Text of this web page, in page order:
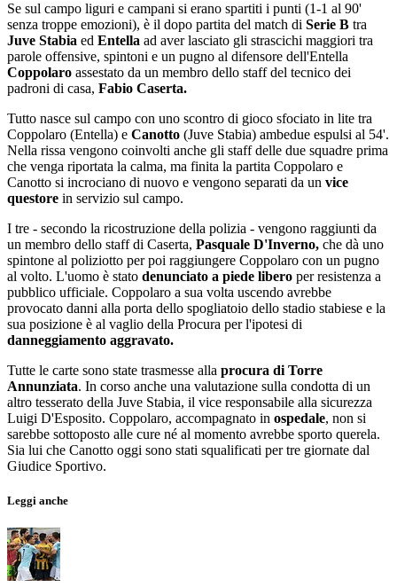
Se sul campo liguri e campani si erano spartiti i punti (1-1 al 90'
senza troppe emozioni), è il dopo partita del match di Serie B tra
Juve Stabia ed Entella ad aver lasciato gli strascichi maggiori tra
parole offensive, spintoni e un pugno al difensore dell'Entella
Coppolaro assestato da un membro dello staff del tecnico dei
padroni di casa, Fabio Caserta.
Tutto nasce sul campo con uno scontro di gioco sfociato in lite tra
Coppolaro (Entella) e Canotto (Juve Stabia) ambedue espulsi al 54'.
Nella rissa vengono coinvolti anche gli staff delle due squadre prima
che venga riportata la calma, ma finita la partita Coppolaro e
Canotto si incrociano di nuovo e vengono separati da un vice
questore in servizio sul campo.
I tre - secondo la ricostruzione della polizia - vengono raggiunti da
un membro dello staff di Caserta, Pasquale D'Inverno, che dà uno
spintone al poliziotto per poi raggiungere Coppolaro con un pugno
al volto. L'uomo è stato denunciato a piede libero per resistenza a
pubblico ufficiale. Coppolaro a sua volta uscendo avrebbe
provocato danni alla porta dello spogliatoio dello stadio stabiese e la
sua posizione è al vaglio della Procura per l'ipotesi di
danneggiamento aggravato.
Tutte le carte sono state trasmesse alla procura di Torre
Annunziata. In corso anche una valutazione sulla condotta di un
altro tesserato della Juve Stabia, il vice responsabile alla sicurezza
Luigi D'Esposito. Coppolaro, accompagnato in ospedale, non si
sarebbe sottoposto alle cure né al momento avrebbe sporto querela.
Sia lui che Canotto oggi sono stati squalificati per tre giornate dal
Giudice Sportivo.
Leggi anche